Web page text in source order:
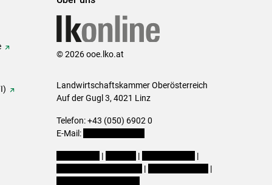
© 2026 ooe.lko.at
Landwirtschaftskammer Oberösterreich
Auf der Gugl 3, 4021 Linz
Telefon: +43 (050) 6902 0
E-Mail:
| |
|
|
|